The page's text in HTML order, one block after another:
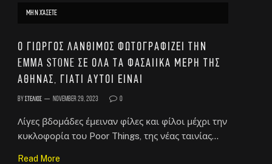
ΜΗΝ ΧΆΣΕΤΕ
Ο Γιώργος Λάνθιμος φωτογραφίζει την
Emma Stone σε όλα τα φασαίικα μέρη της
Αθήνας, γιατί αυτοί είναι
ByΣτέλιος November 29, 2023 0
Λίγες βδομάδες έμειναν φίλες και φίλοι μέχρι την
κυκλοφορία του Poor Things, της νέας ταινίας…
Read More